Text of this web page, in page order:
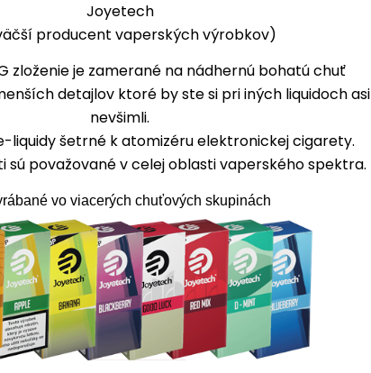
Joyetech
producent vaperských výrobkov)
zloženie je zamerané na nádhernú bohatú chuť
detajlov ktoré by ste si pri iných liquidoch asi
nevšimli.
liquidy šetrné k atomizéru elektronickej cigarety.
sú považované v celej oblasti vaperského spektra.
vo viacerých chuťových skupinách